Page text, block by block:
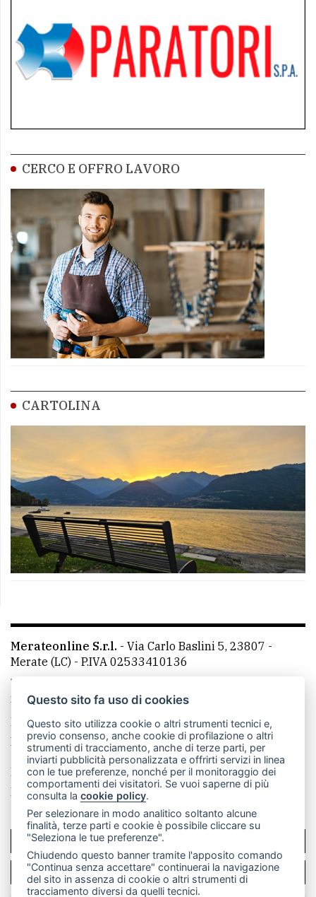
CERCO E OFFRO LAVORO
CARTOLINA
Merateonline S.r.l. - Via Carlo Baslini 5, 23807 -
Merate (LC) - P.IVA 02533410136
Telefono:
mail: redazione@leccoonline.com
La redazione
MerateOnline CasateOnline
RSS
Made by VIP
Privacy policy
Cookie policy
Rivedi le tue scelte sui cookie
SCRIVICI
PER LA TUA PUBBLICITÀ
Questo sito fa uso di cookies
Questo sito utilizza cookie o altri strumenti tecnici e,
previo consenso, anche cookie di profilazione o altri
strumenti di tracciamento, anche di terze parti, per
inviarti pubblicità personalizzata e offrirti servizi in linea
con le tue preferenze, nonché per il monitoraggio dei
comportamenti dei visitatori. Se vuoi saperne di più
consulta lacookie policy.
Per selezionare in modo analitico soltanto alcune
finalità, terze parti e cookie è possibile cliccare su
"Seleziona le tue preferenze".
Chiudendo questo banner tramite l'apposito comando
"Continua senza accettare" continuerai la navigazione
del sito in assenza di cookie o altri strumenti di
tracciamento diversi da quelli tecnici.